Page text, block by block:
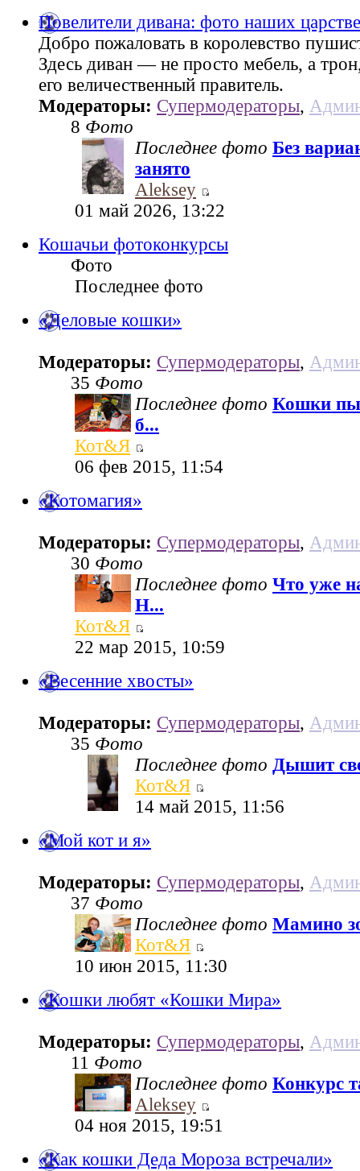
Повелители дивана: фото наших
Добро пожаловать в королевство
Здесь диван — не просто мебель, а
его величественный правитель.
Модераторы: Супермодераторы,
8 Фото
Последнее фото Без
занято
Aleksey
01 май 2026, 13:22
Кошачьи фотоконкурсы
Фото
Последнее фото
«Деловые кошки»
Модераторы: Супермодераторы,
35 Фото
Последнее фото Кошки
б...
Кот&Я
06 фев 2015, 11:54
«Котомагия»
Модераторы: Супермодераторы,
30 Фото
Последнее фото Что уже
Н...
Кот&Я
22 мар 2015, 10:59
«Весенние хвосты»
Модераторы: Супермодераторы,
35 Фото
Последнее фото Дышит
Кот&Я
14 май 2015, 11:56
«Мой кот и я»
Модераторы: Супермодераторы,
37 Фото
Последнее фото Мамино
Кот&Я
10 июн 2015, 11:30
«Кошки любят «Кошки Мира»
Модераторы: Супермодераторы,
11 Фото
Последнее фото Конкурс
Aleksey
04 ноя 2015, 19:51
«Как кошки Деда Мороза встречали»